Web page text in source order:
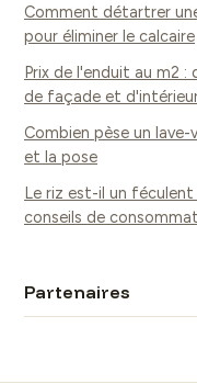
Comment détartrer
pour éliminer le calcaire
Prix de l'enduit au m2
de façade et
Combien pèse un
et la pose
Le riz est-il un
conseils de
Partenaires